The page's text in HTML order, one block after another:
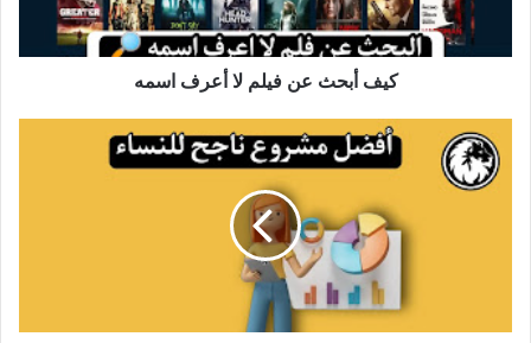
كيف أبحث عن فيلم لا أعرف اسمه